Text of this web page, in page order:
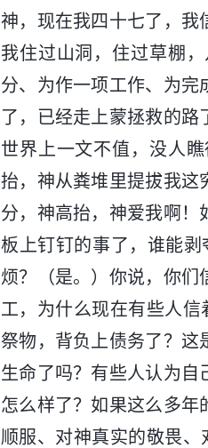
神，现在我四十七了，我
我住过山洞，住过草棚
分、为作一项工作、为完
了，已经走上蒙拯救的
世界上一文不值，没人
抬，神从粪堆里提拔我这
分，神高抬，神爱我啊！
板上钉钉的事了，谁能
烦？（是。）你说，你们
工，为什么现在有些人
祭物，背负上债务了？这
生命了吗？有些人认为自
怎么样了？如果这么多年
顺服、对神真实的敬畏